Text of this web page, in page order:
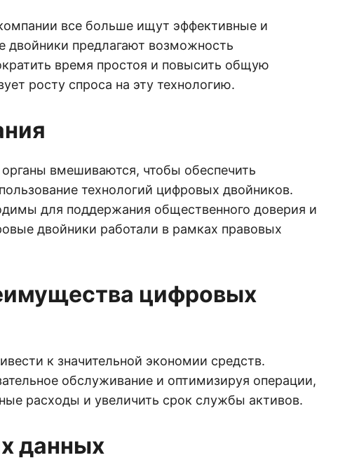
все больше ищут эффективные и
предлагают возможность
время простоя и повысить общую
росту спроса на эту технологию.
вмешиваются, чтобы обеспечить
технологий цифровых двойников.
для поддержания общественного доверия и
двойники работали в рамках правовых
цифровых
к значительной экономии средств.
обслуживание и оптимизируя операции,
расходы и увеличить срок службы активов.
данных